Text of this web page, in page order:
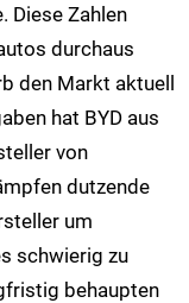
Diese Zahlen
durchaus
den Markt aktuell
hat BYD aus
von
dutzende
um
schwierig zu
behaupten